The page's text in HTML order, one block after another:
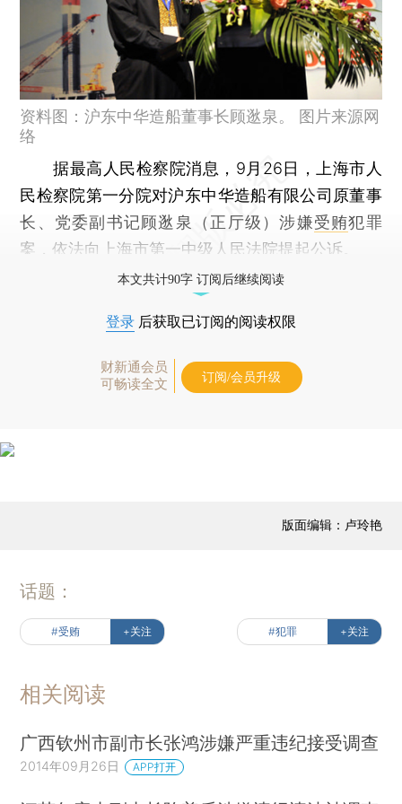
资料图：沪东中华造船董事长顾逖泉。 图片来源网
络
据最高人民检察院消息，9月26日，上海市人
民检察院第一分院对沪东中华造船有限公司原董事
长、党委副书记顾逖泉（正厅级）涉嫌受贿犯罪
案，依法向上海市第一中级人民法院提起公诉。
本文共计90字 订阅后继续阅读
登录 后获取已订阅的阅读权限
财新通会员
可畅读全文
订阅/会员升级
版面编辑：卢玲艳
话题：
#受贿 +关注 #犯罪 +关注
相关阅读
广西钦州市副市长张鸿涉嫌严重违纪接受调查
2014年09月26日 APP打开